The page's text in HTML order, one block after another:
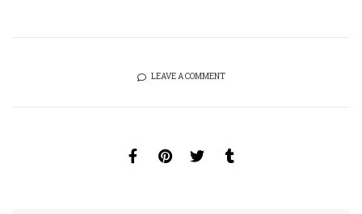
LEAVE A COMMENT